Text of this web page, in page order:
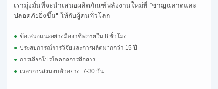
เรามุ่งมั่นที่จะนำเสนอผลิตภัณฑ์พลังงานใหม่ที่ "ชาญฉลาดและ
ปลอดภัยยิ่งขึ้น" ให้กับผู้คนทั่วโลก
● ข้อเสนอแนะอย่างมืออาชีพภายใน 8 ชั่วโมง
● ประสบการณ์การวิจัยและการผลิตมากกว่า 15 ปี
● การเลือกโปรโตคอลการสื่อสาร
● เวลาการส่งมอบตัวอย่าง: 7-30 วัน